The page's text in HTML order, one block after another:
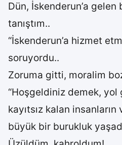
Dün, İskenderun’a gelen
tanıştım..
“İskenderun’a hizmet
soruyordu..
Zoruma gitti, moralim
“Hoşgeldiniz demek, yol
kayıtsız kalan insanların
büyük bir burukluk